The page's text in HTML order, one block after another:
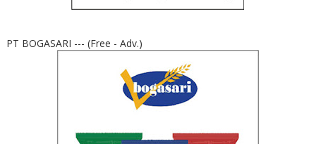
PT BOGASARI --- (Free - Adv.)